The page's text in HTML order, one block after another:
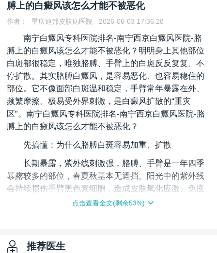
膊上的白癜风该怎么才能不被恶化
作者： 重庆迪邦皮肤病医院 2026-06-03 17:36:28
南宁白癜风专科医院排名-南宁西京白癜风医院-胳
膊上的白癜风该怎么才能不被恶化？明明身上其他部位
白斑都很稳定，唯独胳膊、手臂上的白斑反反复复、不
停扩散。其实胳膊白癜风，是容易恶化、也容易稳住的
部位。它不像面部白斑温和稳定，手臂常年暴露在外、
频繁摩擦、极易受外界刺激，是白癜风扩散的“重灾
区”。南宁白癜风专科医院排名-南宁西京白癜风医院-胳
膊上的白癜风该怎么才能不被恶化？
先搞懂：为什么胳膊白斑容易加重、扩散
长期暴露，紫外线刺激强，胳膊、手臂是一年四季
暴露较多的部位，春夏秋基本无遮挡。阳光中的紫外线
会持续损伤手臂黑色素细胞，造成皮肤氧化应激、免疫
紊乱，直接诱发白斑扩散、新发。高频摩擦、压迫，诱
激多，日常洗手、接触洗衣液、洗洁精、消毒液、护肤
点击查看全文(剩余53%)
推荐医生